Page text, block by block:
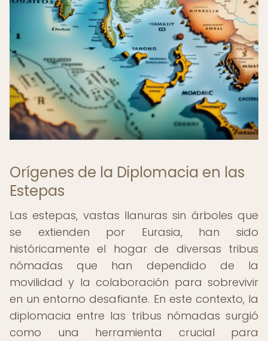
Orígenes de la Diplomacia en las
Estepas
Las estepas, vastas llanuras sin árboles que
se extienden por Eurasia, han sido
históricamente el hogar de diversas tribus
nómadas que han dependido de la
movilidad y la colaboración para sobrevivir
en un entorno desafiante. En este contexto, la
diplomacia entre las tribus nómadas surgió
como una herramienta crucial para